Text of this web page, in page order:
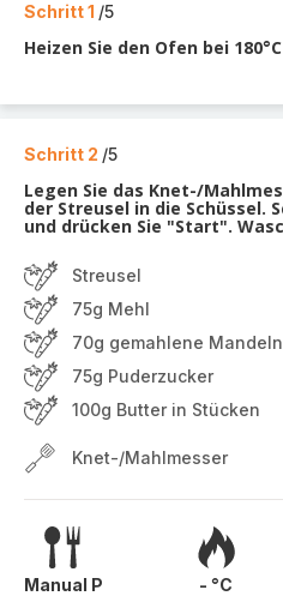
Schritt 1 /5
Heizen Sie den Ofen bei
Schritt 2 /5
Legen Sie das Knet-/
der Streusel in die Schüssel.
und drücken Sie "Start".
Streusel
75g Mehl
70g gemahlene Mandeln
75g Puderzucker
100g Butter in Stücken
Knet-/Mahlmesser
Manual P - °C